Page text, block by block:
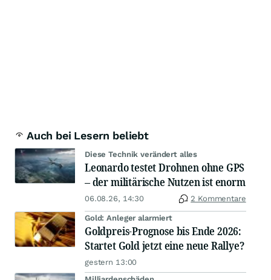
Auch bei Lesern beliebt
Diese Technik verändert alles
Leonardo testet Drohnen ohne GPS
– der militärische Nutzen ist enorm
06.08.26, 14:30 2 Kommentare
Gold: Anleger alarmiert
Goldpreis-Prognose bis Ende 2026:
Startet Gold jetzt eine neue Rallye?
gestern 13:00